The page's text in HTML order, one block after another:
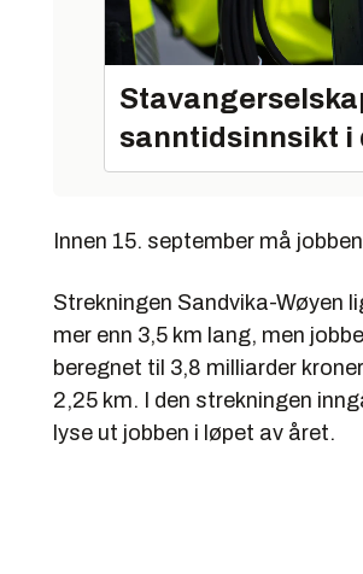
sanntidsinnsikt
Innen 15. september må
Strekningen Sandvika-Wøyen
mer enn 3,5 km lang, men
beregnet til 3,8 milliarder
2,25 km. I den strekningen
lyse ut jobben i løpet av året.